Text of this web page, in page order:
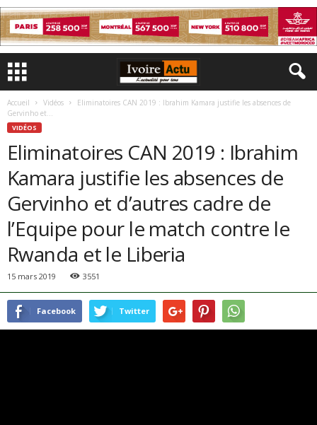
Accueil Vidéos
Eliminatoires CAN 2019 : Ibrahim Kamara justifie les absences de
Gervinho et...
VIDÉOS
Eliminatoires CAN 2019 : Ibrahim
Kamara justifie les absences de
Gervinho et d’autres cadre de
l’Equipe pour le match contre le
Rwanda et le Liberia
15 mars 2019 3551
Facebook Twitter